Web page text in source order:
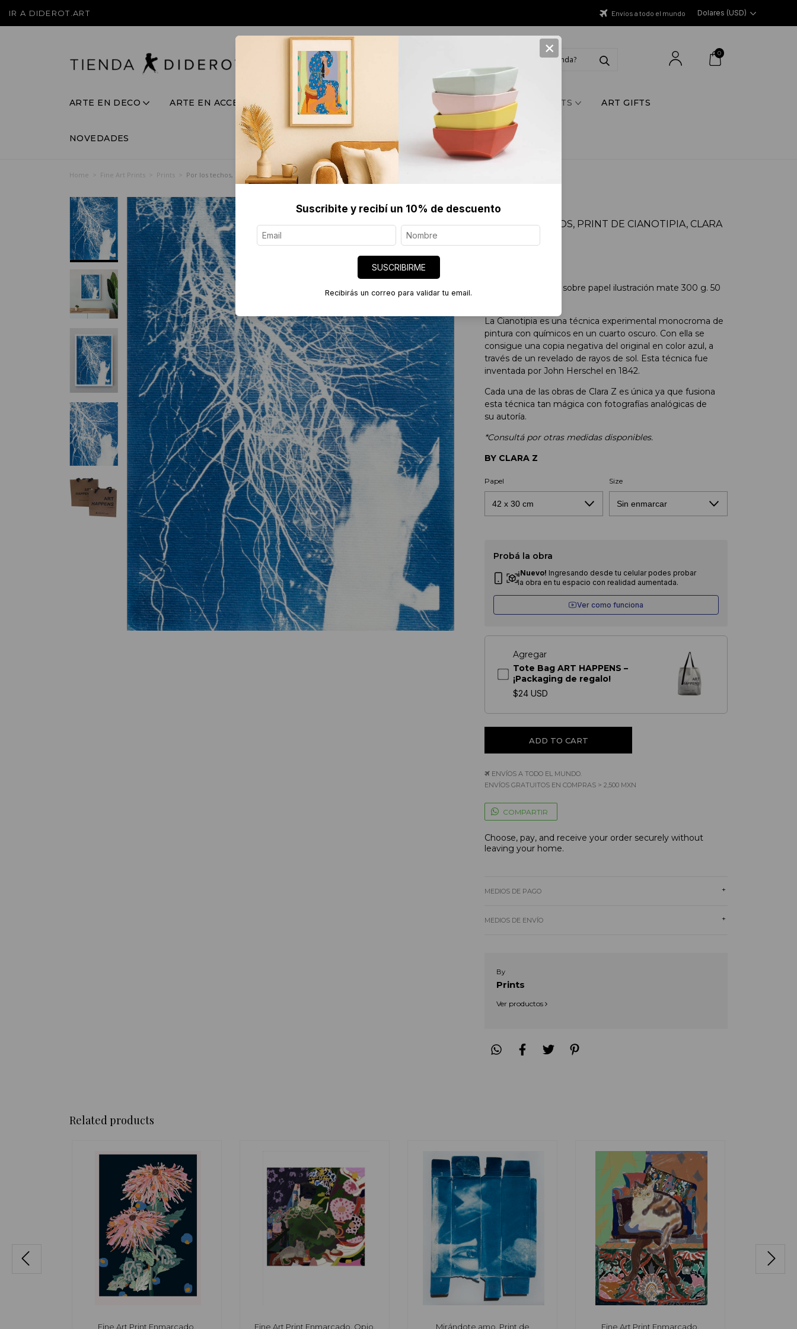
IR A DIDEROT.ART Envíos a todo el mundo Dolares (USD)
0
ARTE EN DECO ARTE EN ACCESORIOS JOYERÍA CONTEMPORÁNEA SERIGRAFÍAS Y PRINTS ART GIFTS
NOVEDADES
Home Fine Art Prints Prints Por los techos, Print de Cianotipia, Clara Z
POR LOS TECHOS, PRINT DE CIANOTIPIA, CLARA
​Print de Cianotipia sobre papel ilustración mate 300 g. 50
La Cianotipia es una técnica experimental monocroma de
pintura con químicos en un cuarto oscuro. Con ella se
consigue una copia negativa del original en color azul, a
través de un revelado de rayos de sol. Esta técnica fue
inventada por John Herschel en 1842.
Cada una de las obras de Clara Z es única ya que fusiona
esta técnica tan mágica con fotografías analógicas de
su autoría.
*Consultá por otras medidas disponibles.
BY CLARA Z
Papel Size
Probá la obra
¡Nuevo! Ingresando desde tu celular podes probar
la obra en tu espacio con realidad aumentada.
Ver como funciona
Agregar
Tote Bag ART HAPPENS –
¡Packaging de regalo!
$24 USD
ENVÍOS A TODO EL MUNDO.
ENVÍOS GRATUITOS EN COMPRAS > 2,500 MXN
COMPARTIR
Choose, pay, and receive your order securely without
leaving your home.
+
MEDIOS DE PAGO
+
MEDIOS DE ENVÍO
By
Prints
Ver productos
Related products
Fine Art Print Enmarcado,
Fine Art Print Enmarcado, Opio,
Mirándote amo, Print de
Fine Art Print Enmarcado,
×
Suscribite y recibí un 10% de descuento
SUSCRIBIRME
Recibirás un correo para validar tu email.